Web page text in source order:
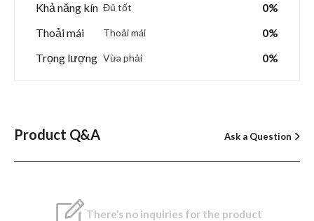
Khả năng kín Đủ tốt
0%
Thoải mái
Thoải mái
0%
Trọng lượng Vừa phải 0%
Product Q&A Ask a Question
There’s no inquiries for the product